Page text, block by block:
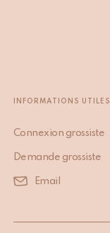
INFORMATIONS UTILES
Connexion grossiste
Demande grossiste
Email